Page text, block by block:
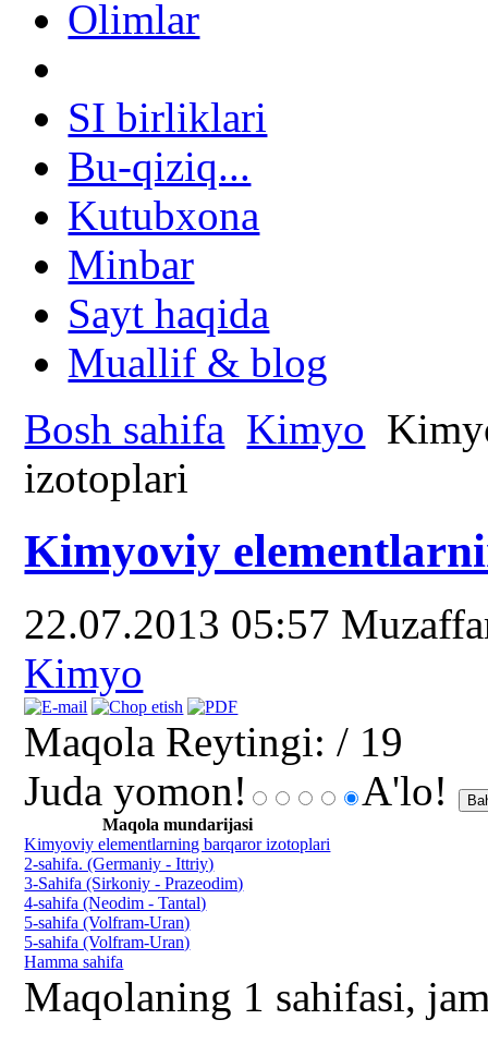
Olimlar
SI birliklari
Bu-qiziq...
Kutubxona
Minbar
Sayt haqida
Muallif & blog
Bosh sahifa Kimyo
izotoplari
Kimyoviy
22.07.2013 05:57
Kimyo
Maqola Reytingi: / 19
Juda yomon!
A'lo!
Maqola mundarijasi
Kimyoviy elementlarning barqaror izotoplari
2-sahifa. (Germaniy - Ittriy)
3-Sahifa (Sirkoniy - Prazeodim)
4-sahifa (Neodim - Tantal)
5-sahifa (Volfram-Uran)
5-sahifa (Volfram-Uran)
Hamma sahifa
Maqolaning 1 sahifasi,